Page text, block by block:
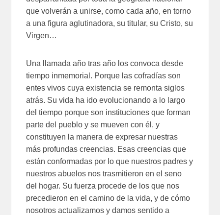
que volverán a unirse, como cada año, en torno
a una figura aglutinadora, su titular, su Cristo, su
Virgen…
Una llamada año tras año los convoca desde
tiempo inmemorial. Porque las cofradías son
entes vivos cuya existencia se remonta siglos
atrás. Su vida ha ido evolucionando a lo largo
del tiempo porque son instituciones que forman
parte del pueblo y se mueven con él, y
constituyen la manera de expresar nuestras
más profundas creencias. Esas creencias que
están conformadas por lo que nuestros padres y
nuestros abuelos nos trasmitieron en el seno
del hogar. Su fuerza procede de los que nos
precedieron en el camino de la vida, y de cómo
nosotros actualizamos y damos sentido a